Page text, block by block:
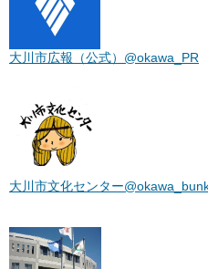
大川市広報（公式）@okawa_PR
大川市文化センター